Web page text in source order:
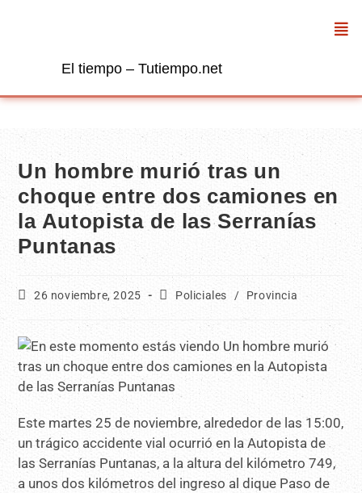
El tiempo – Tutiempo.net
Un hombre murió tras un
choque entre dos camiones en
la Autopista de las Serranías
Puntanas
26 noviembre, 2025 Policiales / Provincia
Este martes 25 de noviembre, alrededor de las 15:00,
un trágico accidente vial ocurrió en la Autopista de
las Serranías Puntanas, a la altura del kilómetro 749,
a unos dos kilómetros del ingreso al dique Paso de